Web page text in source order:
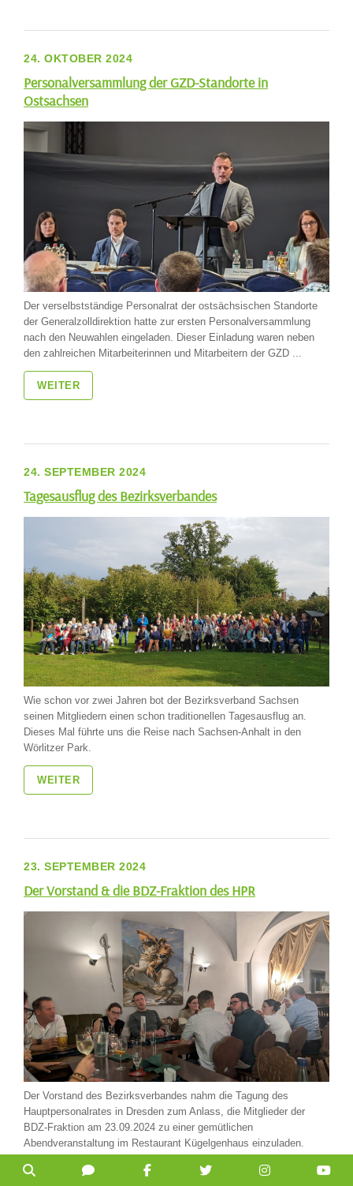
24. OKTOBER 2024
Personalversammlung der GZD-Standorte in
Ostsachsen
Der verselbstständige Personalrat der ostsächsischen Standorte
der Generalzolldirektion hatte zur ersten Personalversammlung
nach den Neuwahlen eingeladen. Dieser Einladung waren neben
den zahlreichen Mitarbeiterinnen und Mitarbeitern der GZD ...
WEITER
24. SEPTEMBER 2024
Tagesausflug des Bezirksverbandes
Wie schon vor zwei Jahren bot der Bezirksverband Sachsen
seinen Mitgliedern einen schon traditionellen Tagesausflug an.
Dieses Mal führte uns die Reise nach Sachsen-Anhalt in den
Wörlitzer Park.
WEITER
23. SEPTEMBER 2024
Der Vorstand & die BDZ-Fraktion des HPR
Der Vorstand des Bezirksverbandes nahm die Tagung des
Hauptpersonalrates in Dresden zum Anlass, die Mitglieder der
BDZ-Fraktion am 23.09.2024 zu einer gemütlichen
Abendveranstaltung im Restaurant Kügelgenhaus einzuladen.